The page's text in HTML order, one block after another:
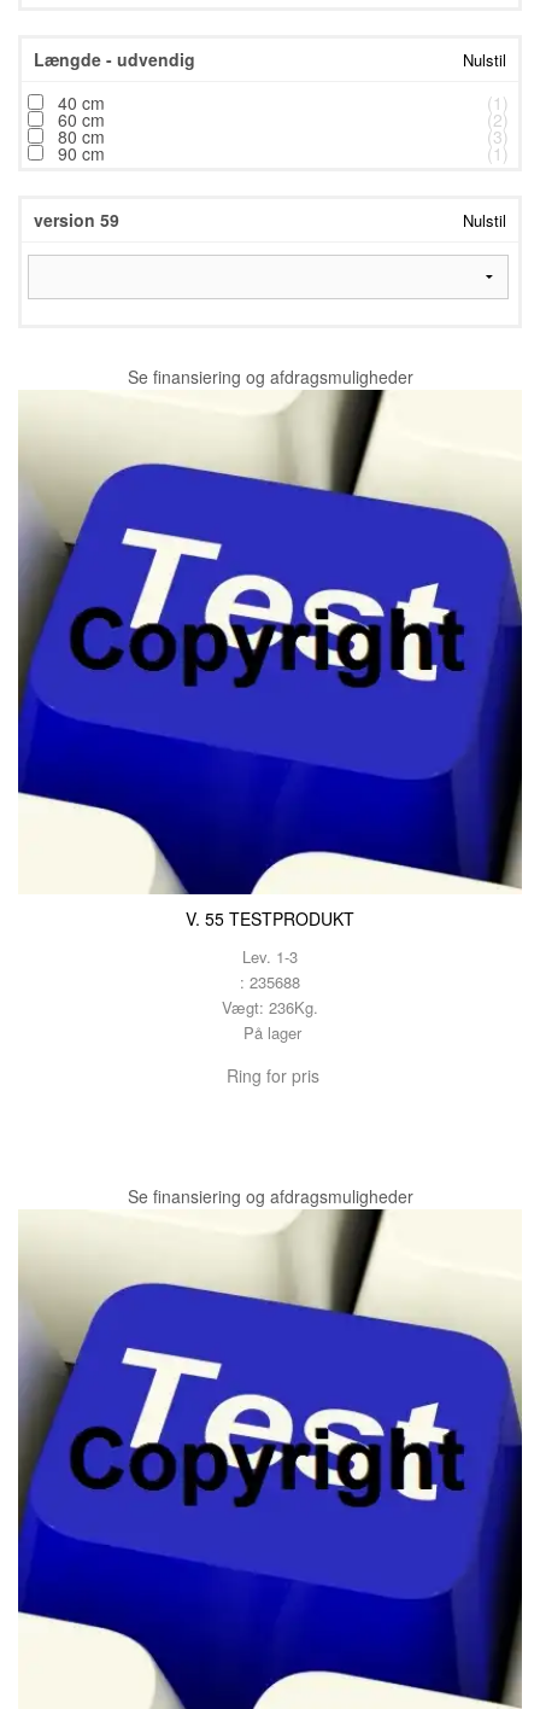
Længde - udvendig Nulstil
40 cm (1)
60 cm (2)
80 cm (3)
90 cm (1)
version 59 Nulstil
Se finansiering og afdragsmuligheder
V. 55 TESTPRODUKT
Lev. 1-3
: 235688
Vægt: 236Kg.
På lager
Ring for pris
Se finansiering og afdragsmuligheder